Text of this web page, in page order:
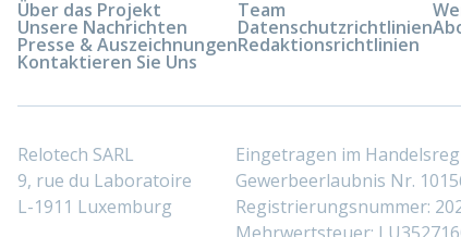
Über das Projekt
Unsere Nachrichten
Presse & Auszeichnungen
Kontaktieren Sie Uns
Team
Datenschutzrichtlinien
Redaktionsrichtlinien
Relotech SARL
9, rue du Laboratoire
L-1911 Luxemburg
Eingetragen im
Gewerbeerlaubnis Nr.
Registrierungsnummer: